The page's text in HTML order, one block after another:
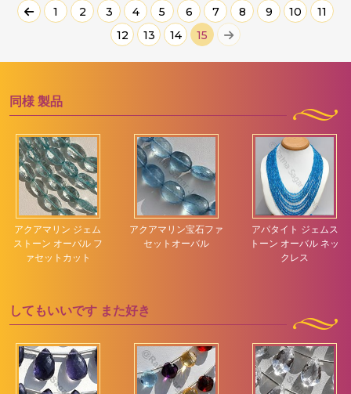
1 2 3 4 5 6 7 8 9 10
11
12
13 14 15
同様 製品
アクアマリン ジェム
ストーン オーバル フ
ァセットカット
アクアマリン宝石ファ
セットオーバル
アパタイト ジェムス
トーン オーバル ネッ
クレス
してもいいです また好き